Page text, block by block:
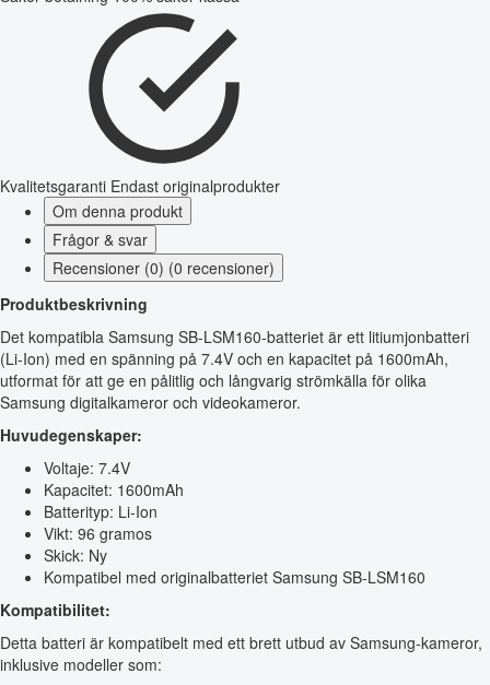
Kvalitetsgaranti Endast originalprodukter
Om denna produkt
Frågor & svar
Recensioner (0) (0 recensioner)
Produktbeskrivning
Det kompatibla Samsung SB-LSM160-batteriet är ett litiumjonbatteri
(Li-Ion) med en spänning på 7.4V och en kapacitet på 1600mAh,
utformat för att ge en pålitlig och långvarig strömkälla för olika
Samsung digitalkameror och videokameror.
Huvudegenskaper:
Voltaje: 7.4V
Kapacitet: 1600mAh
Batterityp: Li-Ion
Vikt: 96 gramos
Skick: Ny
Kompatibel med originalbatteriet Samsung SB-LSM160
Kompatibilitet:
Detta batteri är kompatibelt med ett brett utbud av Samsung-kameror,
inklusive modeller som: